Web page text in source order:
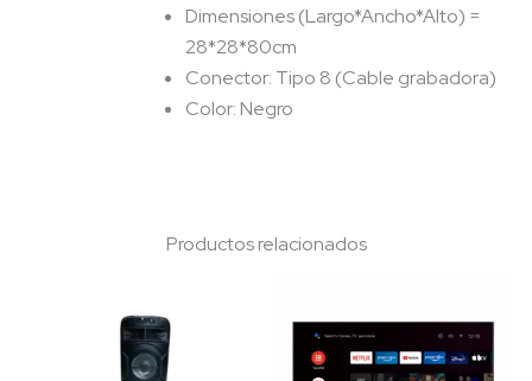
Dimensiones (Largo*Ancho*Alto) =
28*28*80cm
Conector: Tipo 8 (Cable grabadora)
Color: Negro
Productos relacionados